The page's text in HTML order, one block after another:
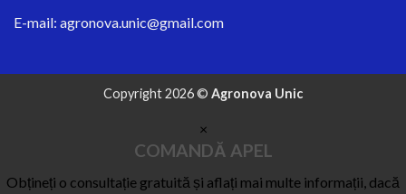
E-mail: agronova.unic@gmail.com
Copyright 2026 © Agronova Unic
×
COMANDĂ APEL
Obțineți o consultație gratuită și aflați mai multe informații, dacă